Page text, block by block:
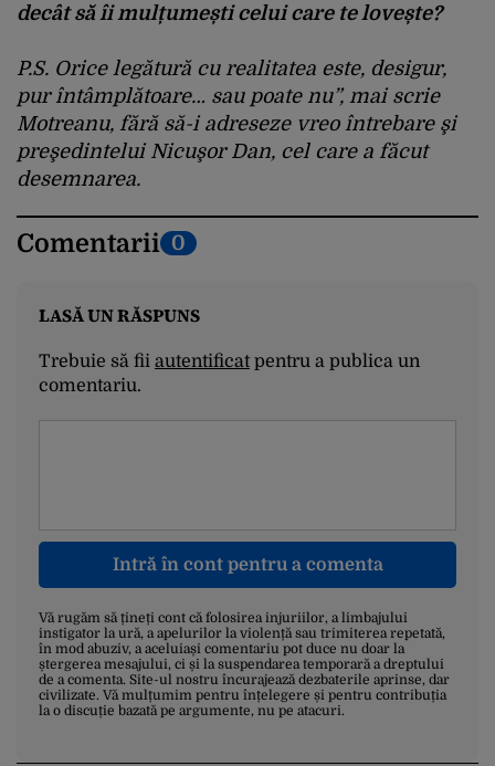
decât să îi mulțumești celui care te lovește?
P.S. Orice legătură cu realitatea este, desigur,
pur întâmplătoare… sau poate nu”, mai scrie
Motreanu, fără să-i adreseze vreo întrebare şi
preşedintelui Nicuşor Dan, cel care a făcut
desemnarea.
Comentarii 0
LASĂ UN RĂSPUNS
Trebuie să fii autentificatpentru a publica un
comentariu.
Intră în cont pentru a comenta
Vă rugăm să țineți cont că folosirea injuriilor, a limbajului
instigator la ură, a apelurilor la violență sau trimiterea repetată,
în mod abuziv, a aceluiași comentariu pot duce nu doar la
ștergerea mesajului, ci și la suspendarea temporară a dreptului
de a comenta. Site-ul nostru încurajează dezbaterile aprinse, dar
civilizate. Vă mulțumim pentru înțelegere și pentru contribuția
la o discuție bazată pe argumente, nu pe atacuri.